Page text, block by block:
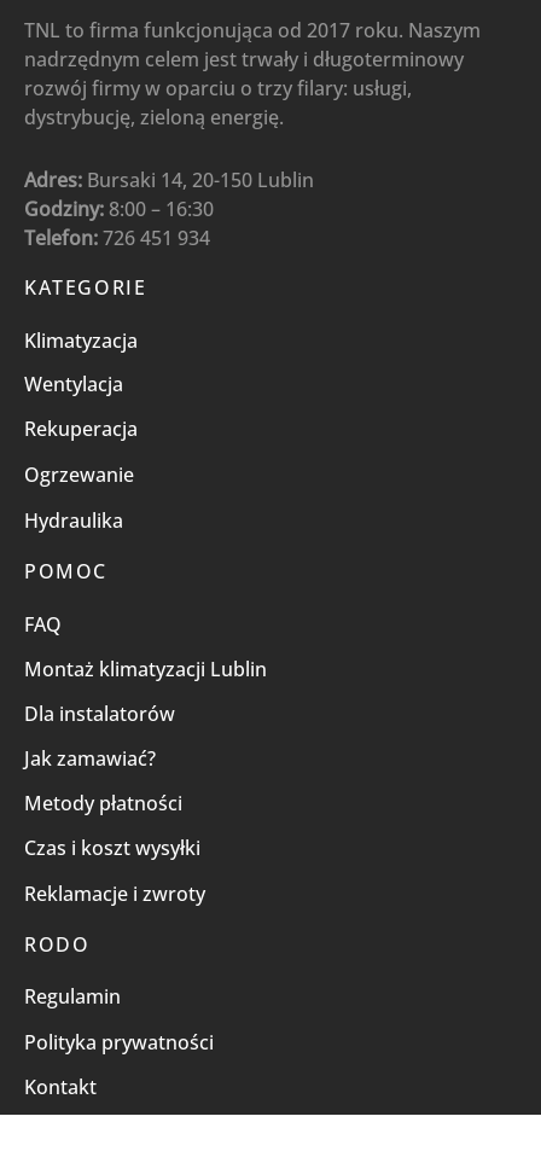
TNL to firma funkcjonująca od 2017 roku. Naszym
nadrzędnym celem jest trwały i długoterminowy
rozwój firmy w oparciu o trzy filary: usługi,
dystrybucję, zieloną energię.
Adres: Bursaki 14, 20-150 Lublin
Godziny: 8:00 – 16:30
Telefon:726 451 934
KATEGORIE
Klimatyzacja
Wentylacja
Rekuperacja
Ogrzewanie
Hydraulika
POMOC
FAQ
Montaż klimatyzacji Lublin
Dla instalatorów
Jak zamawiać?
Metody płatności
Czas i koszt wysyłki
Reklamacje i zwroty
RODO
Regulamin
Polityka prywatności
Kontakt